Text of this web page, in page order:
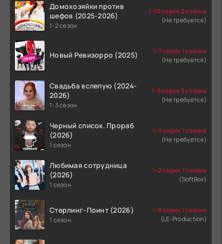
Домохозяйки против
шефов (2025-2026)
1-2 сезон
1-10 серия 2 сезона
(Не требуется)
Новый Ревизорро (2025)
1-7 серия 1 сезона
(Не требуется)
Свадьба вслепую (2024-
2026)
1-3 сезон
1-9 серия 3 сезона
(Не требуется)
Черный список. Прораб
(2026)
1 сезон
1-3 серия 1 сезона
(Не требуется)
Любимая сотрудница
(2026)
1 сезон
1-2 серия 1 сезона
(SoftBox)
Стерлинг-Поинт (2026)
1 сезон
1-8 серия 1 сезона
(LE-Production)